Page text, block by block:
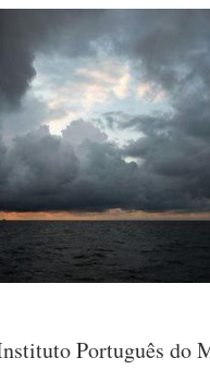
Português do